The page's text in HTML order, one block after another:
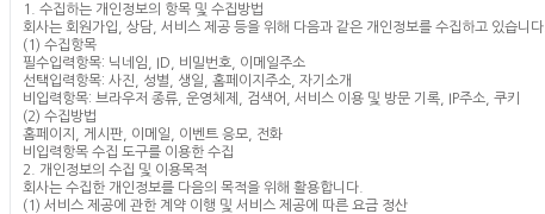
1. 수집하는 개인정보의 항목 및 수집방법
회사는 회원가입, 상담, 서비스 제공 등을 위해 다음과 같은 개인정보를 수집하고 있습니다.
(1) 수집항목
필수입력항목: 닉네임, ID, 비밀번호, 이메일주소
선택입력항목: 사진, 성별, 생일, 홈페이지주소, 자기소개
비입력항목: 브라우저 종류, 운영체제, 검색어, 서비스 이용 및 방문 기록, IP주소, 쿠키
(2) 수집방법
홈페이지, 게시판, 이메일, 이벤트 응모, 전화
비입력항목 수집 도구를 이용한 수집
2. 개인정보의 수집 및 이용목적
회사는 수집한 개인정보를 다음의 목적을 위해 활용합니다.
(1) 서비스 제공에 관한 계약 이행 및 서비스 제공에 따른 요금 정산